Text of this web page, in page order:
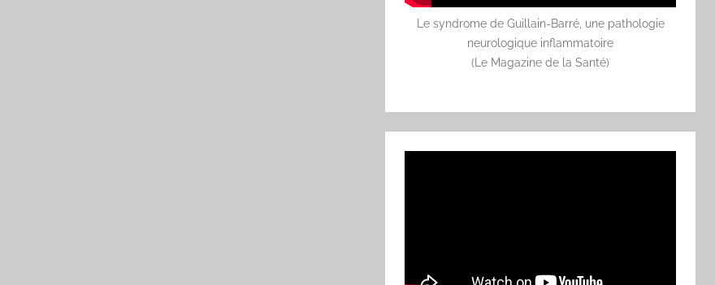
Le syndrome de Guillain-Barré, une pathologie
neurologique inflammatoire
(Le Magazine de la Santé)